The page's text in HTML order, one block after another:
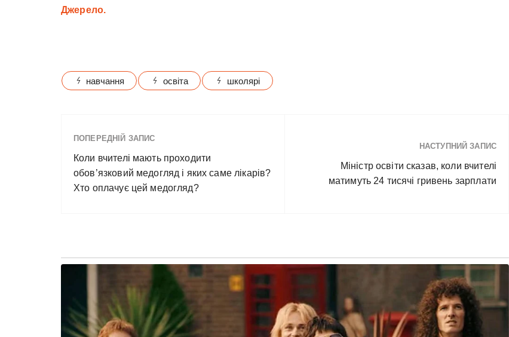
Джерело.
навчання освіта школярі
ПОПЕРЕДНІЙ ЗАПИС
Коли вчителі мають проходити
обов’язковий медогляд і яких саме лікарів?
Хто оплачує цей медогляд?
НАСТУПНИЙ ЗАПИС
Міністр освіти сказав, коли вчителі
матимуть 24 тисячі гривень зарплати